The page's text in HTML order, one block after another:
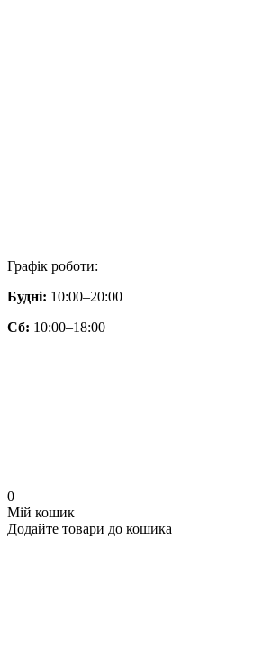
Графік роботи:
Будні: 10:00–20:00
Сб: 10:00–18:00
0
Мій кошик
Додайте товари до кошика